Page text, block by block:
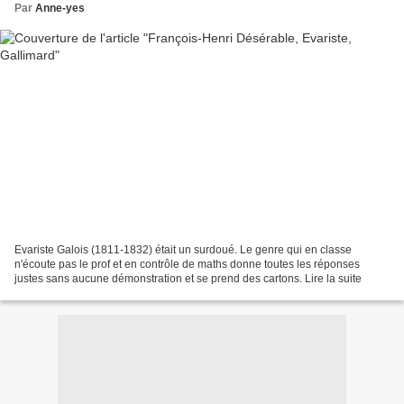
Par Anne-yes
Evariste Galois (1811-1832) était un surdoué. Le genre qui en classe
n'écoute pas le prof et en contrôle de maths donne toutes les réponses
justes sans aucune démonstration et se prend des cartons. Lire la suite